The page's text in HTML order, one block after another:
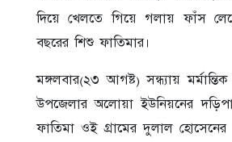
দিয়ে খেলতে গিয়ে গলায় ফাঁস
বছরের শিশু ফাতিমার।
মঙ্গলবার(২৩ আগষ্ট) সন্ধ্যায়
উপজেলার অলোয়া ইউনিয়নের
ফাতিমা ওই গ্রামের দুলাল